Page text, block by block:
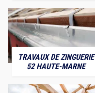
TRAVAUX DE ZINGUERIE
52 HAUTE-MARNE